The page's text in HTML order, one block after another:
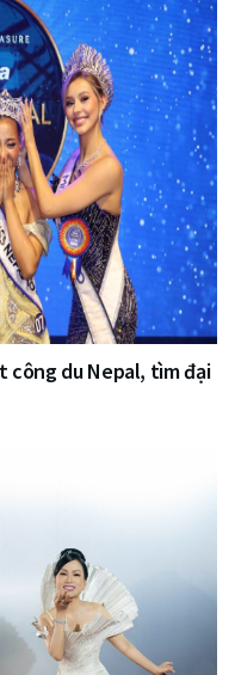
công du Nepal, tìm đại